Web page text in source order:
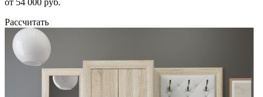
Рассчитать